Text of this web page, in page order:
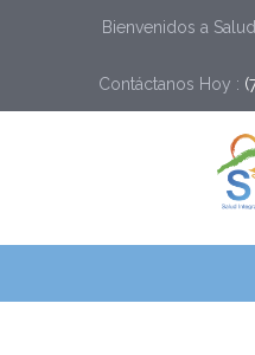
Bienvenidos a
Contáctanos Hoy :